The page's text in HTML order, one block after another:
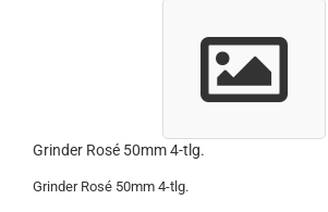
Grinder Rosé 50mm 4-tlg.
Grinder Rosé 50mm 4-tlg.